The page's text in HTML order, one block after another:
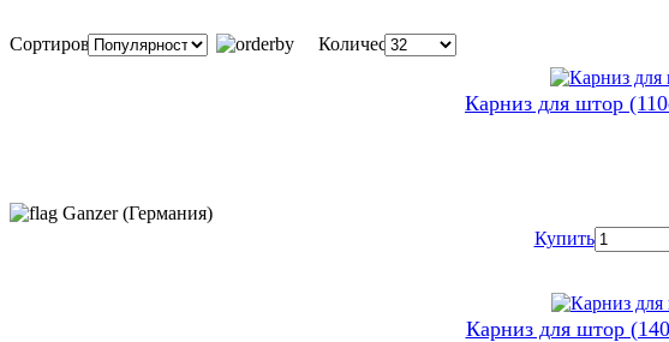
Сортировка: Количество:
Карниз для штор
Ganzer (Германия)
Купить
Карниз для штор